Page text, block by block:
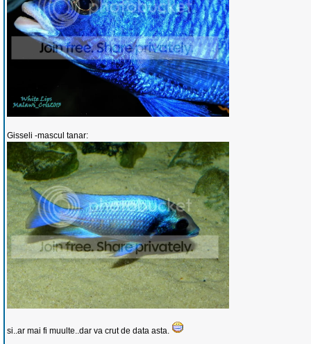
Gisseli -mascul tanar:
si..ar mai fi muulte..dar va crut de data asta.